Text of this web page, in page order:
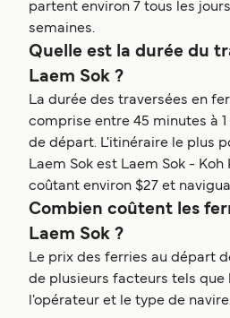
partent environ 7 tous les
semaines.
Quelle est la durée du
Laem Sok ?
La durée des traversées en
comprise entre 45 minutes à
de départ. L'itinéraire le plus
Laem Sok est Laem Sok - Koh
coûtant environ $27 et
Combien coûtent les
Laem Sok ?
Le prix des ferries au départ
de plusieurs facteurs tels que
l'opérateur et le type de